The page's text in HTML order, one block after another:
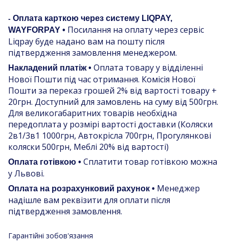
- Оплата карткою через систему LIQPAY,
WAYFORPAY • Посилання на оплату через сервіс
Liqpay буде надано вам на пошту після
підтвердження замовлення менеджером.
Накладений платіж • Оплата товару у відділенні
Нової Пошти під час отримання. Комісія Нової
Пошти за переказ грошей 2% від вартості товару +
20грн. Доступний для замовлень на суму від 500грн.
Для великогабаритних товарів необхідна
передоплата у розмірі вартості доставки (Коляски
2в1/3в1 1000грн, Автокрісла 700грн, Прогулянкові
коляски 500грн, Меблі 20% від вартості)
Оплата готівкою • Сплатити товар готівкою можна
у Львові.
Оплата на розрахунковий рахунок • Менеджер
надішле вам реквізити для оплати після
підтвердження замовлення.
Гарантійні зобов'язання